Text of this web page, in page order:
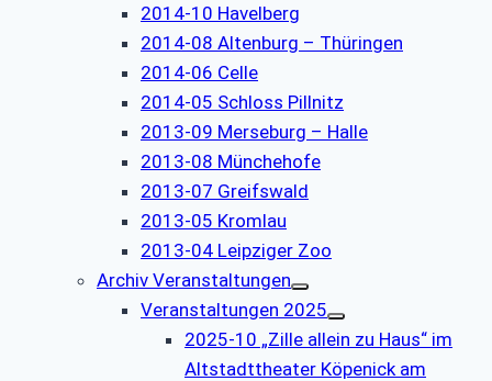
2014-10 Havelberg
2014-08 Altenburg – Thüringen
2014-06 Celle
2014-05 Schloss Pillnitz
2013-09 Merseburg – Halle
2013-08 Münchehofe
2013-07 Greifswald
2013-05 Kromlau
2013-04 Leipziger Zoo
Archiv Veranstaltungen
Veranstaltungen 2025
2025-10 „Zille allein zu Haus“ im
Altstadttheater Köpenick am